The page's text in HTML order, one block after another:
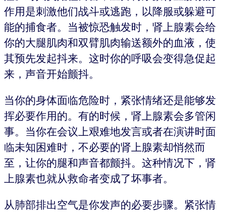
作用是刺激他们战斗或逃跑，以降服或躲避可
能的捕食者。当被惊恐触发时，肾上腺素会给
你的大腿肌肉和双臂肌肉输送额外的血液，使
其预先发起抖来。这时你的呼吸会变得急促起
来，声音开始颤抖。
当你的身体面临危险时，紧张情绪还是能够发
挥必要作用的。有的时候，肾上腺素会多管闲
事。当你在会议上艰难地发言或者在演讲时面
临未知困难时，不必要的肾上腺素却悄然而
至，让你的腿和声音都颤抖。这种情况下，肾
上腺素也就从救命者变成了坏事者。
从肺部排出空气是你发声的必要步骤。紧张情